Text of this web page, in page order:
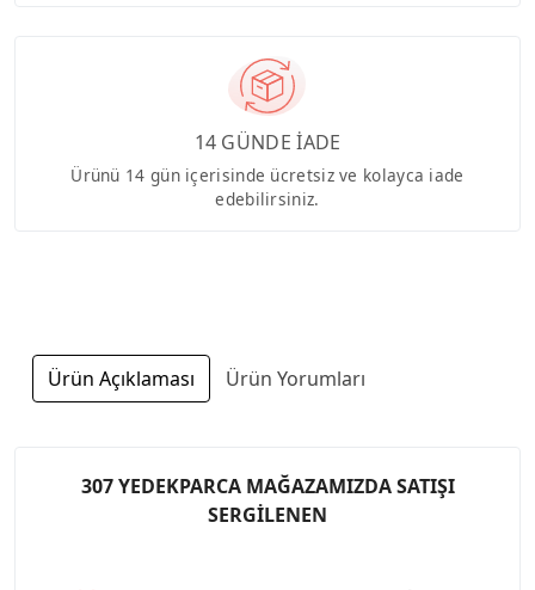
14 GÜNDE İADE
Ürünü 14 gün içerisinde ücretsiz ve kolayca iade
edebilirsiniz.
Ürün Açıklaması Ürün Yorumları
307 YEDEKPARCA MAĞAZAMIZDA SATIŞI
SERGİLENEN